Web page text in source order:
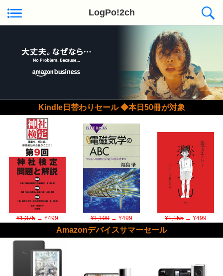
LogPo!2ch
Kindle日替わりセール ◆本日50冊が対象
¥1,375→ ¥499 ¥1,100→ ¥499 ¥1,155→ ¥499
Amazonデバイスサマーセール